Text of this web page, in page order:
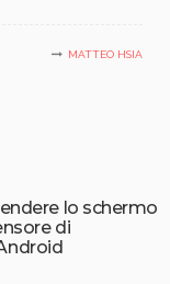
MATTEO HSIA
lo schermo
di